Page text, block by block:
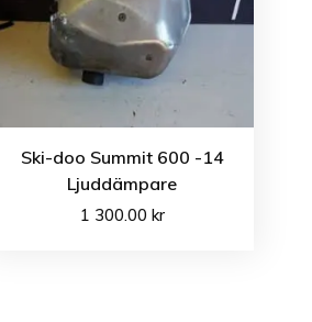
Ski-doo Summit 600 -14
Ljuddämpare
1 300.00 kr